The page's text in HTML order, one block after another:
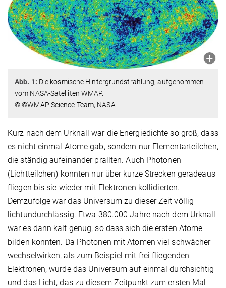
Abb. 1: Die kosmische Hintergrundstrahlung, aufgenommen
vom NASA-Satelliten WMAP.
© ©WMAP Science Team, NASA
Kurz nach dem Urknall war die Energiedichte so groß, dass
es nicht einmal Atome gab, sondern nur Elementarteilchen,
die ständig aufeinander prallten. Auch Photonen
(Lichtteilchen) konnten nur über kurze Strecken geradeaus
fliegen bis sie wieder mit Elektronen kollidierten.
Demzufolge war das Universum zu dieser Zeit völlig
lichtundurchlässig. Etwa 380.000 Jahre nach dem Urknall
war es dann kalt genug, so dass sich die ersten Atome
bilden konnten. Da Photonen mit Atomen viel schwächer
wechselwirken, als zum Beispiel mit frei fliegenden
Elektronen, wurde das Universum auf einmal durchsichtig
und das Licht, das zu diesem Zeitpunkt zum ersten Mal